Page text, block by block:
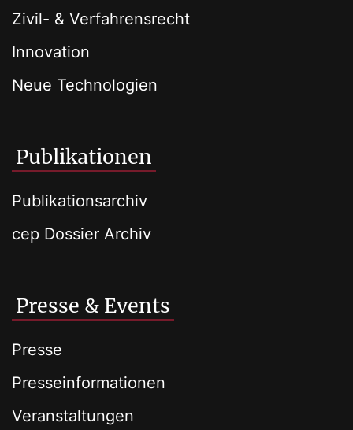
Zivil- & Verfahrensrecht
Innovation
Neue Technologien
Publikationen
Publikationsarchiv
cep Dossier Archiv
Presse & Events
Presse
Presseinformationen
Veranstaltungen